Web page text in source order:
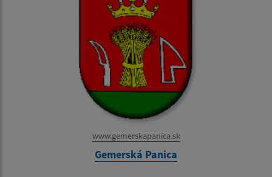
www.gemerskapanica.sk
Gemerská Panica